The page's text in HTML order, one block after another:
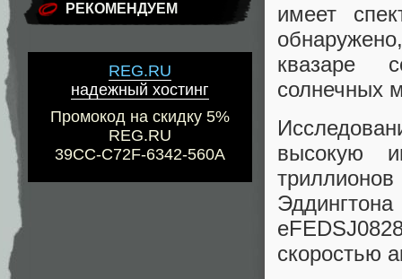
РЕКОМЕНДУЕМ
REG.RU
надежный хостинг
Промокод на скидку 5%
REG.RU
39CC-C72F-6342-560A
имеет
квазаре
солнечных
высокую
скоростью